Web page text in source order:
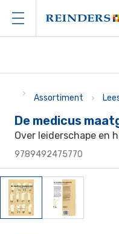
Assortiment
De medicus
Over leiderschape en
9789492475770